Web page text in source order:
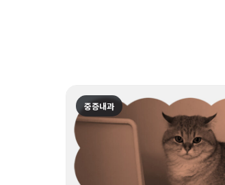
중증내과